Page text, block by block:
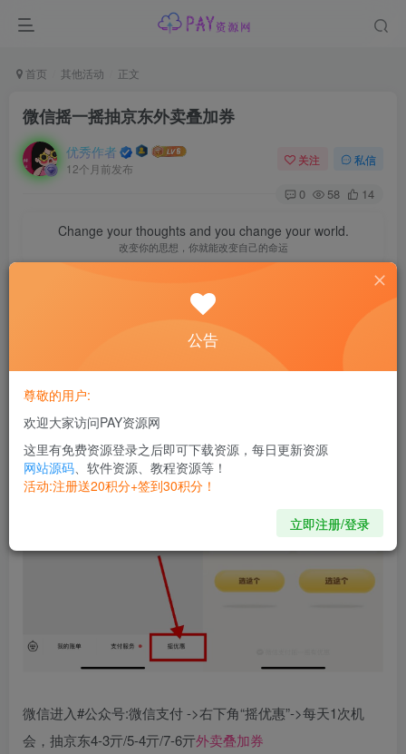
首页 其他活动 正文
微信摇一摇抽京东外卖叠加券
优秀作者
12个月前发布
关注 私信
0 58 14
Change your thoughts and you change your world.
改变你的思想，你就能改变自己的命运
微信进入#公众号:微信支付 ->右下角“摇优惠”->每天1次机
会，抽京东4-3亓/5-4亓/7-6亓外卖叠加券
公告
尊敬的用户:
欢迎大家访问PAY资源网
这里有免费资源登录之后即可下载资源，每日更新资源
网站源码、软件资源、教程资源等！
活动:注册送20积分+签到30积分！
立即注册/登录